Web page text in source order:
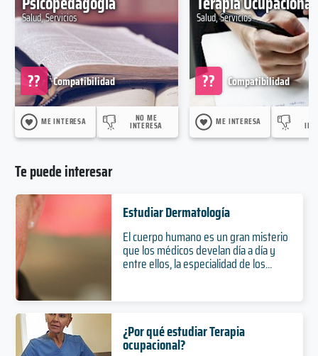
Salud, Servicios
Compatibilidad
??
ME INTERESA NO ME
INTERESA
Salud, Servicios
Compatibilidad
??
ME INTERESA
Te puede interesar
Estudiar Dermatología
El cuerpo humano es un gran misterio
que los médicos develan día a día y
entre ellos, la especialidad de los...
¿Por qué estudiar Terapia
ocupacional?